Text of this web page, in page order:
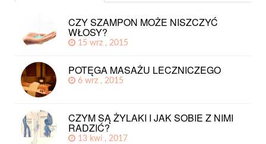
CZY SZAMPON MOŻE NISZCZYĆ
WŁOSY?
15 wrz , 2015
POTĘGA MASAŻU LECZNICZEGO
6 wrz , 2015
CZYM SĄ ŻYLAKI I JAK SOBIE Z NIMI
RADZIĆ?
13 kwi , 2017